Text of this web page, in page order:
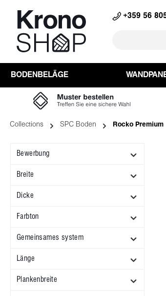
Skip to main navigation +359 56
BODENBELÄGE
Collections SPC Boden Rocko Premium
Bewerbung
Breite
Dicke
Farbton
Gemeinsames system
Länge
Plankenbreite